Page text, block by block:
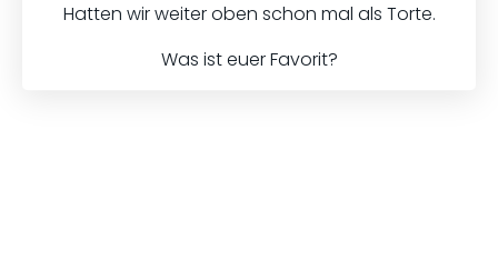
Hatten wir weiter oben schon mal als Torte.
Was ist euer Favorit?